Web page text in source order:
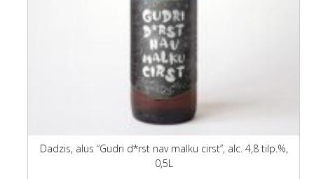
Dadzis, alus “Gudri d*rst nav malku cirst”, alc. 4,8 tilp.%,
0,5L